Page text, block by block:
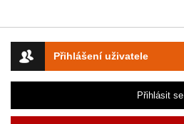
Přihlášení uživatele
Přihlásit se